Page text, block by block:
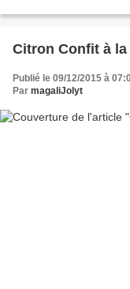
Citron Confit à la
Publié le 09/12/2015 à
Par magaliJolyt